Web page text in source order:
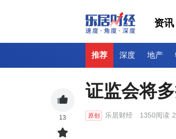
资讯
推荐 深度 地产
证监会将
原创 乐居财经 1350阅读
13